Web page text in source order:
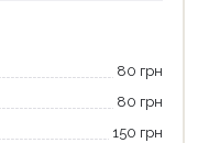
80 грн
80 грн
150 грн